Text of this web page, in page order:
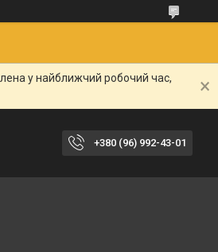
у найближчий робочий час,
+380 (96) 992-43-01